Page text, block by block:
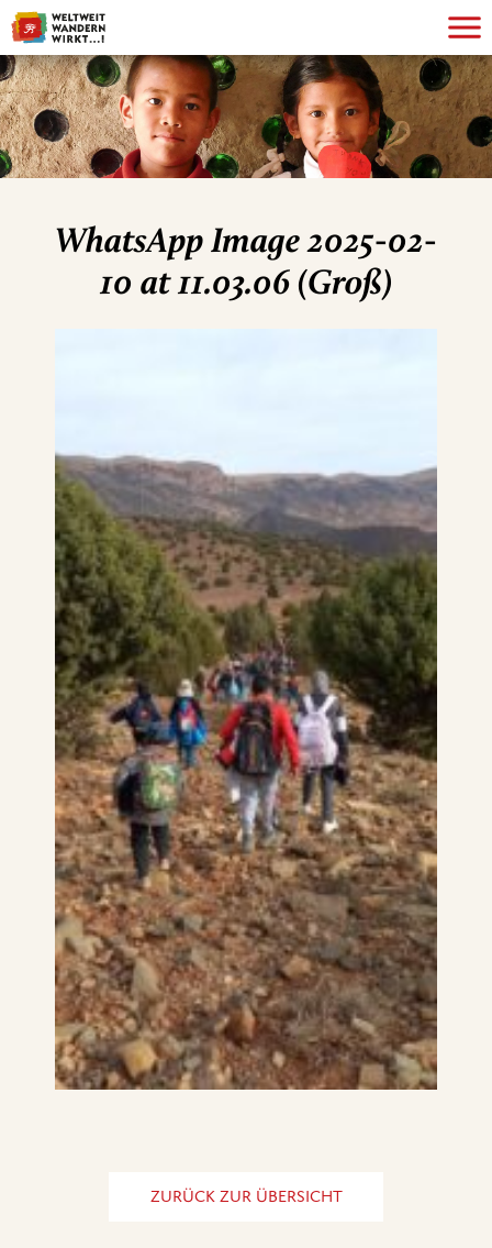
WhatsApp Image 2025-02-
10 at 11.03.06 (Groß)
ZURÜCK ZUR ÜBERSICHT